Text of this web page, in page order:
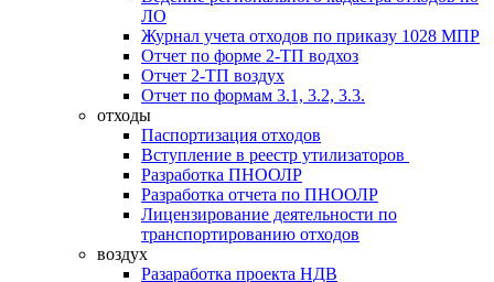
ЛО
Журнал учета отходов по приказу 1028 МПР
Отчет по форме 2-ТП водхоз
Отчет 2-ТП воздух
Отчет по формам 3.1, 3.2, 3.3.
отходы
Паспортизация отходов
Вступление в реестр утилизаторов
Разработка ПНООЛР
Разработка отчета по ПНООЛР
Лицензирование деятельности по
транспортированию отходов
воздух
Разаработка проекта НДВ